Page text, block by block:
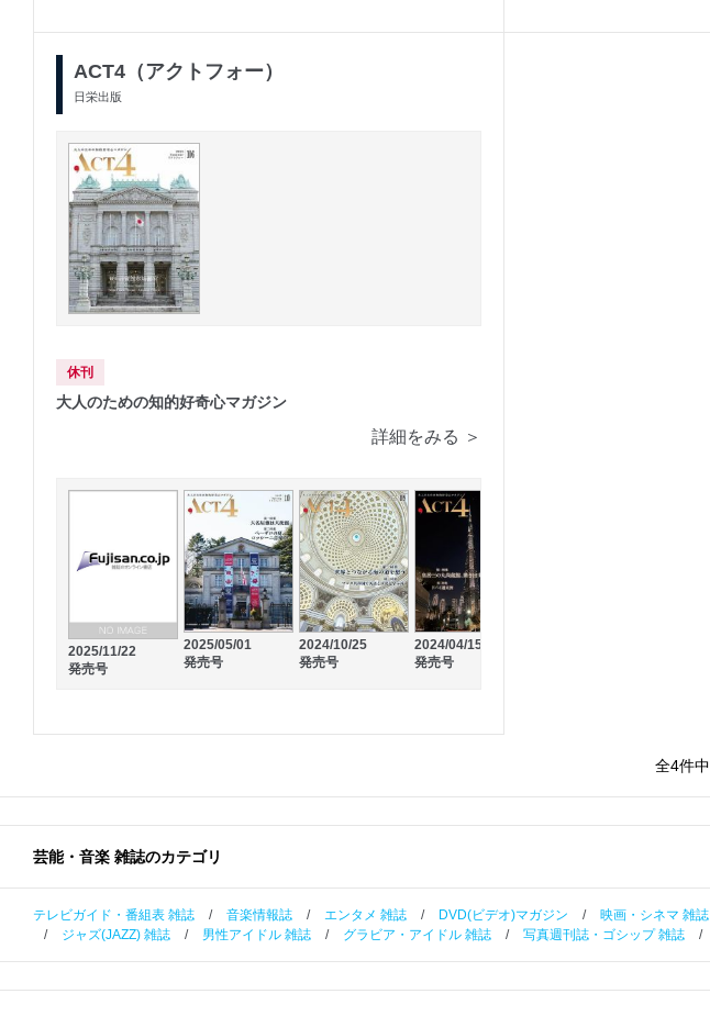
ACT4（アクトフォー）
日栄出版
休刊
大人のための知的好奇心マガジン
詳細をみる ＞
2025/11/22
発売号
2025/05/01
発売号
2024/10/25
発売号
2024/04/15
発売号
全4件中
芸能・音楽 雑誌のカテゴリ
テレビガイド・番組表 雑誌 / 音楽情報誌 / エンタメ 雑誌 / DVD(ビデオ)マガジン / 映画・シネマ 雑誌
/
ジャズ(JAZZ) 雑誌 / 男性アイドル 雑誌 / グラビア・アイドル 雑誌 / 写真週刊誌・ゴシップ 雑誌 /